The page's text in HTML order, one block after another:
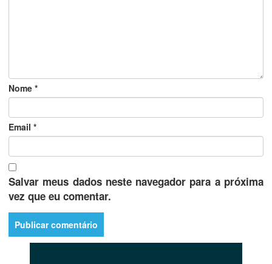
Nome *
Email *
Salvar meus dados neste navegador para a próxima
vez que eu comentar.